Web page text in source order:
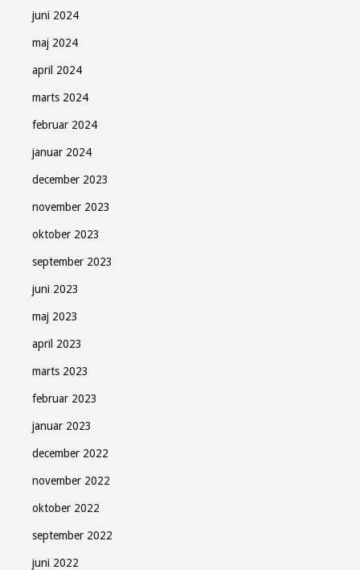
juni 2024
maj 2024
april 2024
marts 2024
februar 2024
januar 2024
december 2023
november 2023
oktober 2023
september 2023
juni 2023
maj 2023
april 2023
marts 2023
februar 2023
januar 2023
december 2022
november 2022
oktober 2022
september 2022
juni 2022